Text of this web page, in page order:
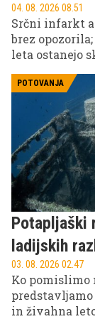
04. 08. 2026 08.51
Srčni infarkt
brez
leta ostanejo
POTOVANJA
Potapljaški
ladijskih
03. 08. 2026 02.47
Ko pomislimo
predstavljamo
in živahna